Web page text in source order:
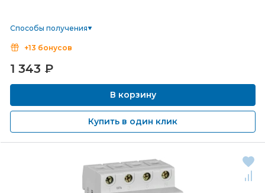
Способы получения
+13 бонусов
1 343 ₽
В корзину
Купить в один клик